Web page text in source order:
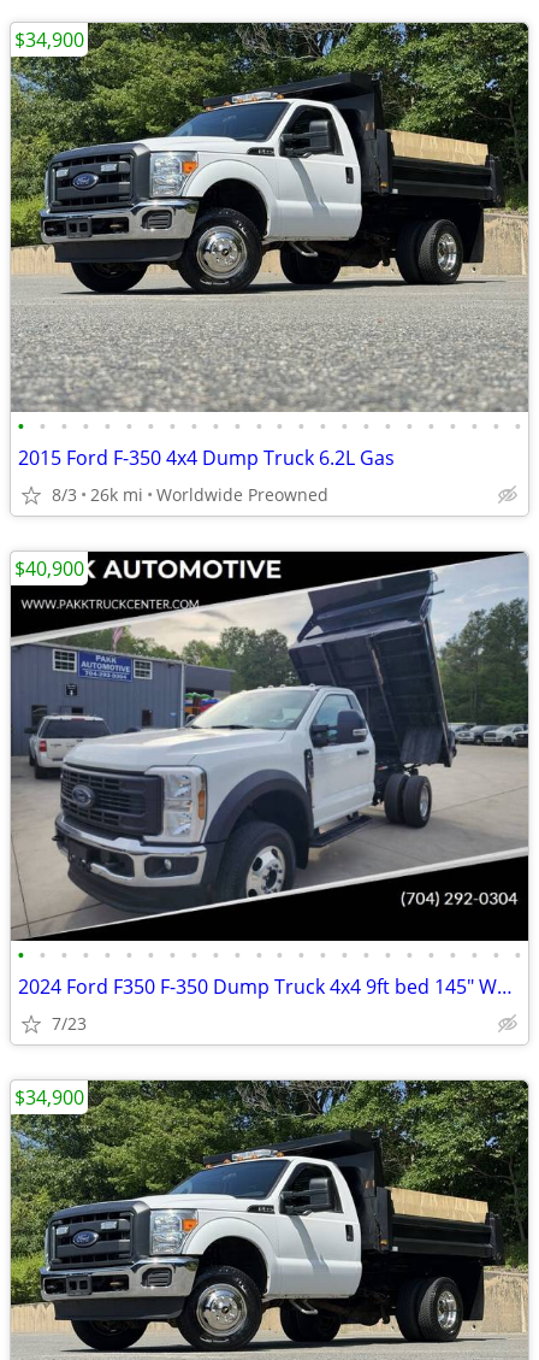
• • • • • • • • • • • • • • • • • • • • • • • •
2015 Ford F-350 4x4 Dump Truck 6.2L Gas
8/3 26k mi Worldwide Preowned
$34,900
• • • • • • • • • • • • • • • • • • • • • • • •
2024 Ford F350 F-350 Dump Truck 4x4 9ft bed 145" WB 7.3 v8 Gas Motor
7/23
$40,900
$34,900